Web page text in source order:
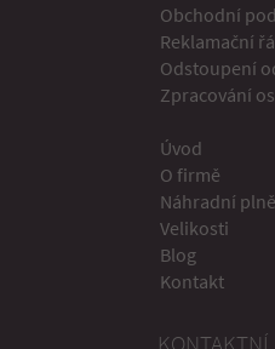
Obchodní
Reklamační
Odstoupení
Zpracování
Úvod
O firmě
Náhradní
Velikosti
Blog
Kontakt
KONTAKTNÍ